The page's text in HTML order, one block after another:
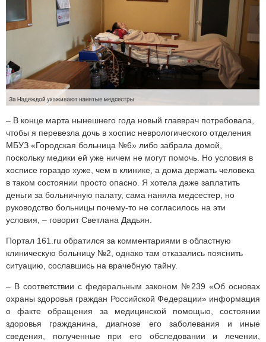
– В конце марта нынешнего года новый главврач потребовала,
чтобы я перевезла дочь в хоспис неврологического отделения
МБУЗ «Городская больница №6» либо забрала домой,
поскольку медики ей уже ничем не могут помочь. Но условия в
хосписе гораздо хуже, чем в клинике, а дома держать человека
в таком состоянии просто опасно. Я хотела даже заплатить
деньги за больничную палату, сама наняла медсестер, но
руководство больницы почему-то не согласилось на эти
условия, – говорит Светлана Дадьян.
Портал 161.ru обратился за комментариями в областную
клиническую больницу №2, однако там отказались пояснить
ситуацию, сославшись на врачебную тайну.
– В соответствии с федеральным законом №239 «Об основах
охраны здоровья граждан Российской Федерации» информация
о факте обращения за медицинской помощью, состоянии
здоровья гражданина, диагнозе его заболевания и иные
сведения, полученные при его обследовании и лечении,